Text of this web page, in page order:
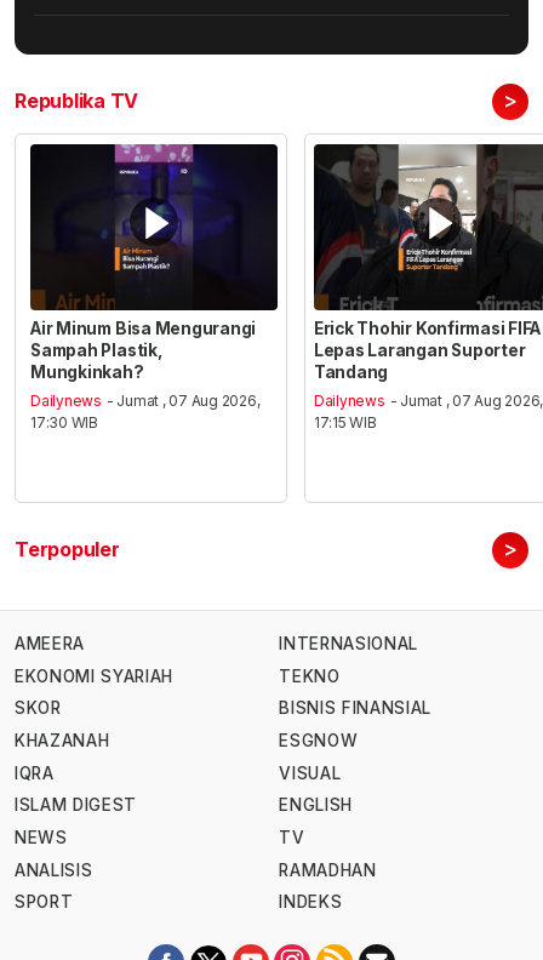
Republika TV >
Air Minum Bisa Mengurangi
Sampah Plastik,
Mungkinkah?
Dailynews - Jumat , 07 Aug 2026,
17:30 WIB
Erick Thohir Konfirmasi FIFA
Lepas Larangan Suporter
Tandang
Dailynews - Jumat , 07 Aug 2026,
17:15 WIB
Terpopuler >
AMEERA
EKONOMI SYARIAH
SKOR
KHAZANAH
IQRA
ISLAM DIGEST
NEWS
ANALISIS
SPORT
INTERNASIONAL
TEKNO
BISNIS FINANSIAL
ESGNOW
VISUAL
ENGLISH
TV
RAMADHAN
INDEKS